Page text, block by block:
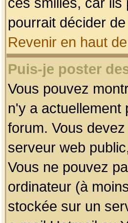
pourrait décider
Revenir en haut
Puis-je poster
Vous pouvez
n'y a actuellement
forum. Vous
serveur web
Vous ne pouvez
ordinateur (à
stockée sur un